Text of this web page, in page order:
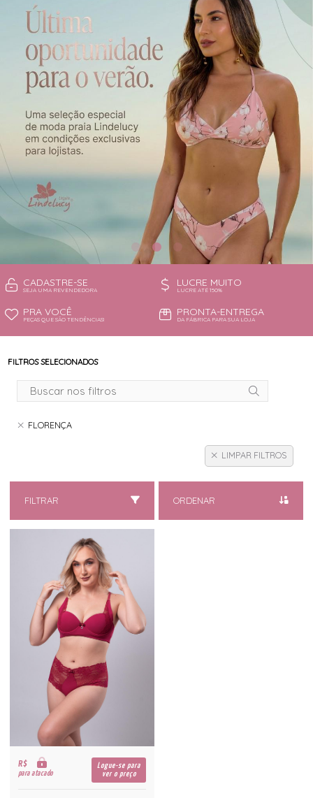
CONJUNTO
CONJUNTO BIQUÍNI
PIJAMA DE VERÃO
ROBE
TOP
TODOS DE OUTLET
CADASTRE-SE
SEJA UMA REVENDEDORA
LUCRE MUITO
LUCRE ATÉ 150%
PRA VOCÊ
PEÇAS QUE SÃO TENDÊNCIAS!
PRONTA-ENTREGA
DA FÁBRICA PARA SUA LOJA
FILTROS SELECIONADOS
FLORENÇA
LIMPAR FILTROS
FILTRAR ORDENAR
R$
para atacado
Logue-se para
ver o preço